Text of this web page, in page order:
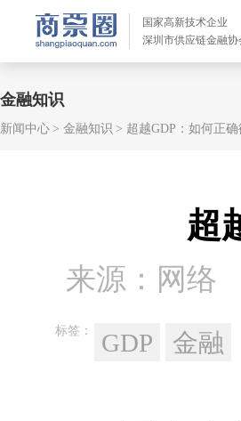
国家高新技术企业
深圳市供应链金融协
金融知识
新闻中心 金融知识 超越GDP：如何正
超
来源：网络
标签： GDP 金融